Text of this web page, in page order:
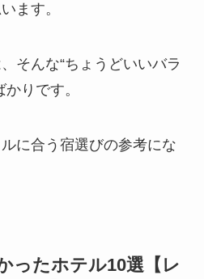
ます。
そんな“ちょうどいいバラ
りです。
に合う宿選びの参考にな
ったホテル10選【レ